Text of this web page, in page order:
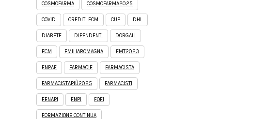
COSMOFARMA COSMOFARMA2025
COVID CREDITI ECM CUP DHL
DIABETE DIPENDENTI DORGALI
ECM EMILIAROMAGNA EMT2023
ENPAF FARMACIE FARMACISTA
FARMACISTAPIÙ2025 FARMACISTI
FENAPI FNPI FOFI
FORMAZIONE CONTINUA